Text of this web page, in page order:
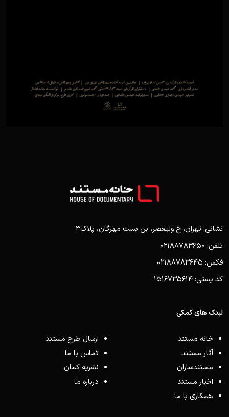
نشانی: تهران، خ ولیعصر، بن بست مهرگان، پلاک3
تلفن: 02188783650
فکس: 02188783645
کد پستی: 1516735614
لینک های کمکی
خانه مستند
آثار مستند
مستندسازان
اخبار مستند
همکاری با ما
ارسال طرح مستند
تماس با ما
نشریه کمان
درباره ما